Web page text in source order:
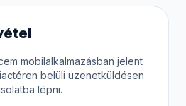
mobilalkalmazásban jelent
belüli üzenetküldésen
lépni.